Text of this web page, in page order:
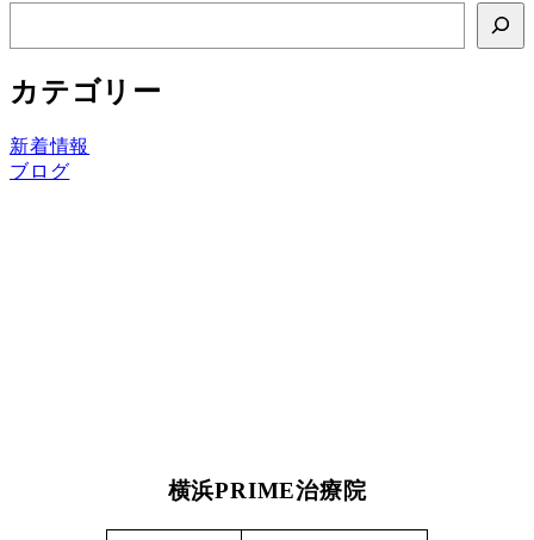
カテゴリー
新着情報
ブログ
横浜PRIME治療院